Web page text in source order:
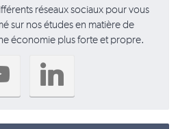
réseaux sociaux pour vous
sur nos études en matière de
économie plus forte et propre.